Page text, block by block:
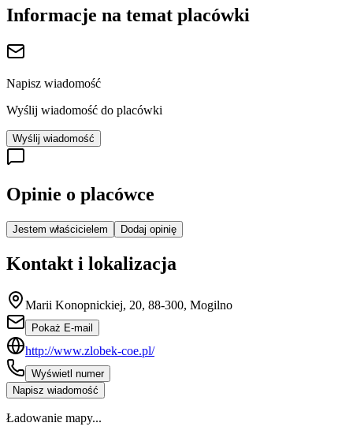
Informacje na temat placówki
Napisz wiadomość
Wyślij wiadomość do placówki
Wyślij wiadomość
Opinie o placówce
Jestem właścicielem Dodaj opinię
Kontakt i lokalizacja
Marii Konopnickiej, 20, 88-300, Mogilno
Pokaż E-mail
http://www.zlobek-coe.pl/
Wyświetl numer
Napisz wiadomość
Ładowanie mapy...